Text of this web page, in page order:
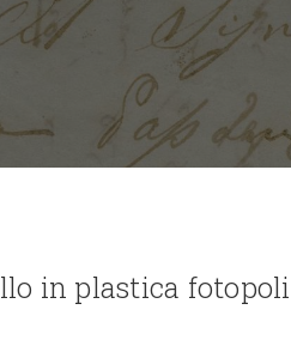
in plastica